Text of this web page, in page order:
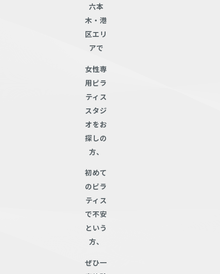
六本
木・港
区エリ
アで
女性専
用ピラ
ティス
スタジ
オをお
探しの
方、
初めて
のピラ
ティス
で不安
という
方、
ぜひ一